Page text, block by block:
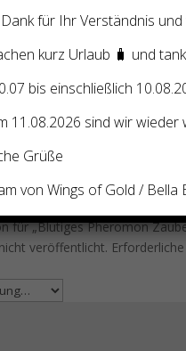
– Medium
für „Blutiges Pheromon
veröffentlicht.
für Ihr Verständnis
kurz Urlaub 🧳 und
bis einschließlich
11.08.2026 sind wir wieder
Grüße
von Wings of Gold / Bella